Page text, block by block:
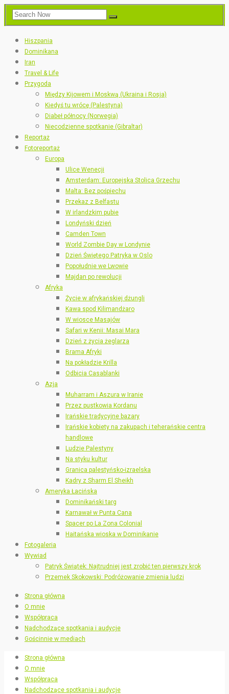
Hiszpania
Dominikana
Iran
Travel & Life
Przygoda
Między Kijowem i Moskwą (Ukraina i Rosja)
Kiedyś tu wrócę (Palestyna)
Diabeł północy (Norwegia)
Niecodzienne spotkanie (Gibraltar)
Reportaż
Fotoreportaż
Europa
Ulice Wenecji
Amsterdam: Europejska Stolica Grzechu
Malta: Bez pośpiechu
Przekaz z Belfastu
W irlandzkim pubie
Londyński dzień
Camden Town
World Zombie Day w Londynie
Dzień Świętego Patryka w Oslo
Popołudnie we Lwowie
Majdan po rewolucji
Afryka
Życie w afrykańskiej dżungli
Kawa spod Kilimandżaro
W wiosce Masajów
Safari w Kenii: Masai Mara
Dzień z życia żeglarza
Brama Afryki
Na pokładzie Krilla
Odbicia Casablanki
Azja
Muharram i Aszura w Iranie
Przez pustkowia Kordanu
Irańskie tradycyjne bazary
Irańskie kobiety na zakupach i teherańskie centra
handlowe
Ludzie Palestyny
Na styku kultur
Granica palestyńsko-izraelska
Kadry z Sharm El Sheikh
Ameryka Łacińska
Dominikański targ
Karnawał w Punta Cana
Spacer po La Zona Colonial
Haitańska wioska w Dominikanie
Fotogaleria
Wywiad
Patryk Świątek: Najtrudniej jest zrobić ten pierwszy krok
Przemek Skokowski: Podróżowanie zmienia ludzi
Strona główna
O mnie
Współpraca
Nadchodzące spotkania i audycje
Gościnnie w mediach
Strona główna
O mnie
Współpraca
Nadchodzące spotkania i audycje